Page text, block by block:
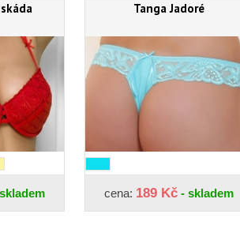
Tanga Jadoré
cena: 189 Kč - skladem